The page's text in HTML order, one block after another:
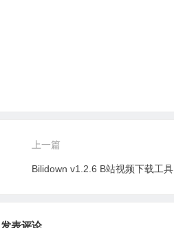
上一篇
Bilidown v1.2.6 B站视频下载工具